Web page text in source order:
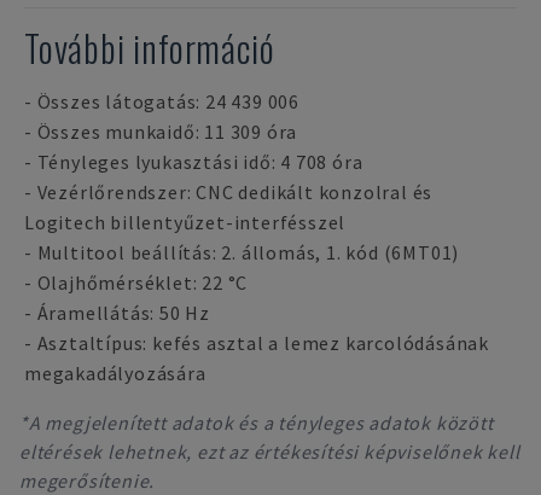
További információ
- Összes látogatás: 24 439 006
- Összes munkaidő: 11 309 óra
- Tényleges lyukasztási idő: 4 708 óra
- Vezérlőrendszer: CNC dedikált konzolral és
Logitech billentyűzet-interfésszel
- Multitool beállítás: 2. állomás, 1. kód (6MT01)
- Olajhőmérséklet: 22 °C
- Áramellátás: 50 Hz
- Asztaltípus: kefés asztal a lemez karcolódásának
megakadályozására
*A megjelenített adatok és a tényleges adatok között
eltérések lehetnek, ezt az értékesítési képviselőnek kell
megerősítenie.